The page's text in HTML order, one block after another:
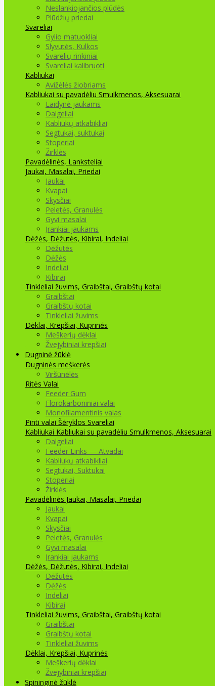
Neslankiojančios plūdės
Plūdžių priedai
Svareliai
Gylio matuokliai
Slyvutės, Kulkos
Svarelių rinkiniai
Svareliai kalibruoti
Kabliukai
Avižėlės žiobriams
Kabliukai su pavadėliu Smulkmenos, Aksesuarai
Laidynė jaukams
Dalgeliai
Kabliukų atkabikliai
Segtukai, suktukai
Stoperiai
Žirklės
Pavadėlinės, Lanksteliai
Jaukai, Masalai, Priedai
Jaukai
Kvapai
Skysčiai
Peletės, Granulės
Gyvi masalai
Įrankiai jaukams
Dėžės, Dėžutės, Kibirai, Indeliai
Dėžutės
Dėžės
Indeliai
Kibirai
Tinkleliai žuvims, Graibštai, Graibštų kotai
Graibštai
Graibštų kotai
Tinkleliai žuvims
Dėklai, Krepšiai, Kuprinės
Meškerių dėklai
Žvejybiniai krepšiai
Dugninė žūklė
Dugninės meškerės
Viršūnėlės
Ritės Valai
Feeder Gum
Florokarboniniai valai
Monofilamentinis valas
Pinti valai Šėryklos Svareliai
Kabliukai Kabliukai su pavadėliu Smulkmenos, Aksesuarai
Dalgeliai
Feeder Links — Atvadai
Kabliukų atkabikliai
Segtukai, Suktukai
Stoperiai
Žirklės
Pavadėlinės Jaukai, Masalai, Priedai
Jaukai
Kvapai
Skysčiai
Peletės, Granulės
Gyvi masalai
Įrankiai jaukams
Dėžės, Dėžutės, Kibirai, Indeliai
Dėžutės
Dėžės
Indeliai
Kibirai
Tinkleliai žuvims, Graibštai, Graibštų kotai
Graibštai
Graibštų kotai
Tinkleliai žuvims
Dėklai, Krepšiai, Kuprinės
Meškerių dėklai
Žvejybiniai krepšiai
Spininginė žūklė